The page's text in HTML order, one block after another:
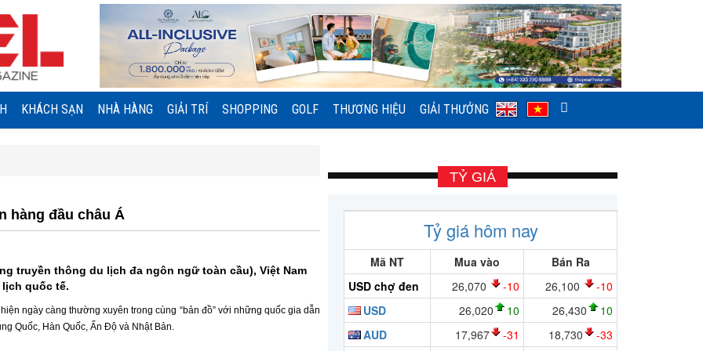
KHÁCH SẠN NHÀ HÀNG GIẢI TRÍ SHOPPING GOLF THƯƠNG HIỆU GIẢI THƯỞNG
hàng đầu châu Á
truyền thông du lịch đa ngôn ngữ toàn cầu), Việt Nam
quốc tế.
ngày càng thường xuyên trong cùng “bản đồ” với những quốc gia dẫn
Quốc, Hàn Quốc, Ấn Độ và Nhật Bản.
TỶ GIÁ